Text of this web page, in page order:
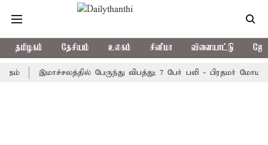
தமிழகம் தேசியம் உலகம் சினிமா விளையாட்டு
இமாச்சலத்தில் பேருந்து விபத்து; 7 பேர் பலி - பிரதமர் மோடி இரங்கல்